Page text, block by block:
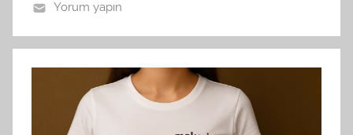
Yorum yapın